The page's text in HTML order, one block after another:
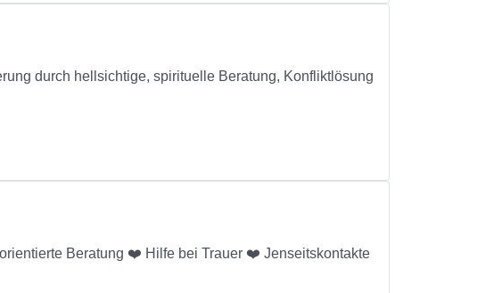
durch hellsichtige, spirituelle Beratung, Konfliktlösung
Beratung ❤️ Hilfe bei Trauer ❤️ Jenseitskontakte